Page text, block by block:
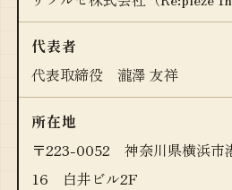
代表者
代表取締役 瀧澤 友祥
所在地
〒223-0052 神奈川県横浜市
16 白井ビル2F